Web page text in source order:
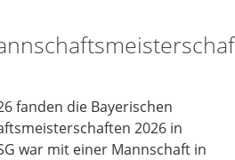
fanden die Bayerischen
2026 in
war mit einer Mannschaft in